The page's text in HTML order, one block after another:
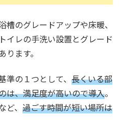
のグレードアップや床暖、
イレの手洗い設置とグレード
ます。
の１つとして、 長くいる部
は、満足度が高いので導入。
、 過ごす時間が短い場所は